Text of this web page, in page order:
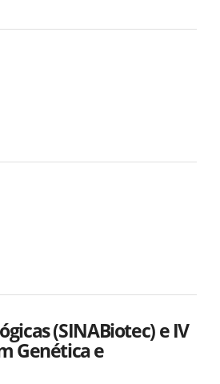
(SINABiotec) e IV
Genética e